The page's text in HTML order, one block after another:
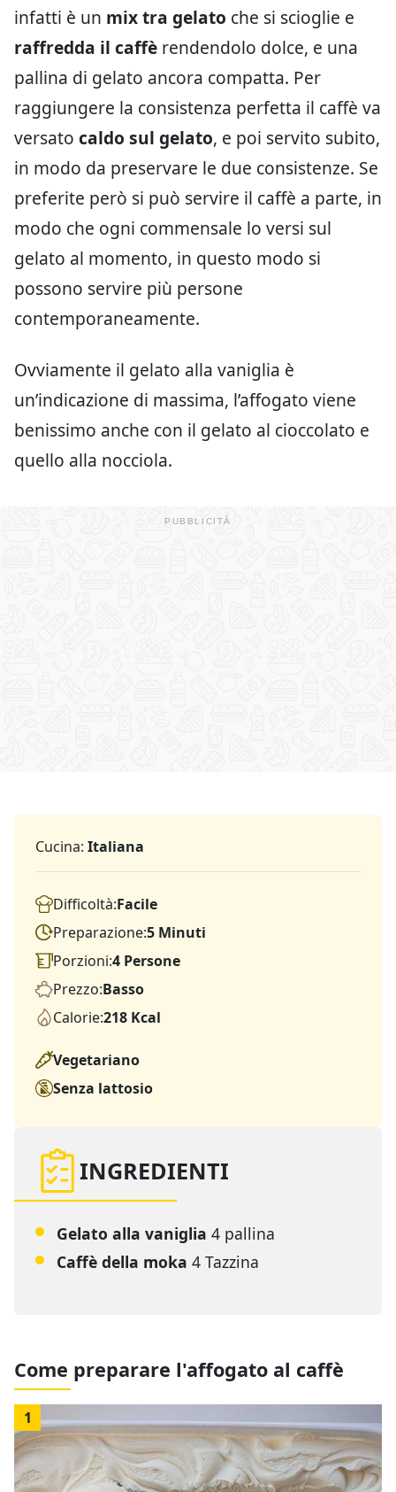
infatti è un mix tra gelato che si scioglie e
raffredda il caffè rendendolo dolce, e una
pallina di gelato ancora compatta. Per
raggiungere la consistenza perfetta il caffè va
versato caldo sul gelato, e poi servito subito,
in modo da preservare le due consistenze. Se
preferite però si può servire il caffè a parte, in
modo che ogni commensale lo versi sul
gelato al momento, in questo modo si
possono servire più persone
contemporaneamente.
Ovviamente il gelato alla vaniglia è
un’indicazione di massima, l’affogato viene
benissimo anche con il gelato al cioccolato e
quello alla nocciola.
Cucina: Italiana
Difficoltà:Facile
Preparazione:5 Minuti
Porzioni:4 Persone
Prezzo:Basso
Calorie:218 Kcal
Vegetariano
Senza lattosio
INGREDIENTI
Gelato alla vaniglia 4 pallina
Caffè della moka 4 Tazzina
Come preparare l'affogato al caffè
1